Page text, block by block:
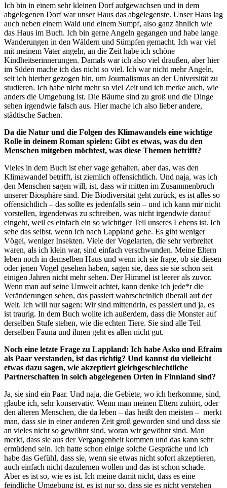
Ich bin in einem sehr kleinen Dorf aufgewachsen und in dem
abgelegenen Dorf war unser Haus das abgelegenste. Unser Haus lag
auch neben einem Wald und einem Sumpf, also ganz ähnlich wie
das Haus im Buch. Ich bin gerne Angeln gegangen und habe lange
Wanderungen in den Wäldern und Sümpfen gemacht. Ich war viel
mit meinem Vater angeln, an die Zeit habe ich schöne
Kindheitserinnerungen. Damals war ich also viel draußen, aber hier
im Süden mache ich das nicht so viel. Ich war nicht mehr Angeln,
seit ich hierher gezogen bin, um Journalismus an der Universität zu
studieren. Ich habe nicht mehr so viel Zeit und ich merke auch, wie
anders die Umgebung ist. Die Bäume sind zu groß und die Dinge
sehen irgendwie falsch aus. Hier mache ich also lieber andere,
städtische Sachen.
Da die Natur und die Folgen des Klimawandels eine wichtige
Rolle in deinem Roman spielen: Gibt es etwas, was du den
Menschen mitgeben möchtest, was diese Themen betrifft?
Vieles in dem Buch ist eher vage gehalten, aber das, was den
Klimawandel betrifft, ist ziemlich offensichtlich. Und naja, was ich
den Menschen sagen will, ist, dass wir mitten im Zusammenbruch
unserer Biosphäre sind. Die Biodiversität geht zurück, es ist alles so
offensichtlich – das sollte es jedenfalls sein – und ich kann mir nicht
vorstellen, irgendetwas zu schreiben, was nicht irgendwie darauf
eingeht, weil es einfach ein so wichtiger Teil unseres Lebens ist. Ich
sehe das selbst, wenn ich nach Lappland gehe. Es gibt weniger
Vögel, weniger Insekten. Viele der Vogelarten, die sehr verbreitet
waren, als ich klein war, sind einfach verschwunden. Meine Eltern
leben noch in demselben Haus und wenn ich sie frage, ob sie diesen
oder jenen Vogel gesehen haben, sagen sie, dass sie sie schon seit
einigen Jahren nicht mehr sehen. Der Himmel ist leerer als zuvor.
Wenn man auf seine Umwelt achtet, kann denke ich jede*r die
Veränderungen sehen, das passiert wahrscheinlich überall auf der
Welt. Ich will nur sagen: Wir sind mittendrin, es passiert und ja, es
ist traurig. In dem Buch wollte ich außerdem, dass die Monster auf
derselben Stufe stehen, wie die echten Tiere. Sie sind alle Teil
derselben Fauna und ihnen geht es allen nicht gut.
Noch eine letzte Frage zu Lappland: Ich habe Asko und Efraim
als Paar verstanden, ist das richtig? Und kannst du vielleicht
etwas dazu sagen, wie akzeptiert gleichgeschlechtliche
Partnerschaften in solch abgelegenen Orten in Finnland sind?
Ja, sie sind ein Paar. Und naja, die Gebiete, wo ich herkomme, sind,
glaube ich, sehr konservativ. Wenn man meinen Eltern zuhört, oder
den älteren Menschen, die da leben – das heißt den meisten – merkt
man, dass sie in einer anderen Zeit groß geworden sind und dass sie
an vieles nicht so gewöhnt sind, woran wir gewöhnt sind. Man
merkt, dass sie aus der Vergangenheit kommen und das kann sehr
ermüdend sein. Ich hatte schon einige solche Gespräche und ich
habe das Gefühl, dass sie, wenn sie etwas nicht sofort akzeptieren,
auch einfach nicht dazulernen wollen und das ist schon schade.
Aber es ist so, wie es ist. Ich meine damit nicht, dass es eine
feindliche Umgebung ist, es ist nur so, dass sie es nicht verstehen